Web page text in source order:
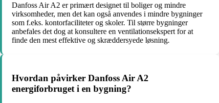
Danfoss Air A2 er primært designet til boliger og mindre
virksomheder, men det kan også anvendes i mindre bygninger
som f.eks. kontorfaciliteter og skoler. Til større bygninger
anbefales det dog at konsultere en ventilationsekspert for at
finde den mest effektive og skræddersyede løsning.
Hvordan påvirker Danfoss Air A2
energiforbruget i en bygning?